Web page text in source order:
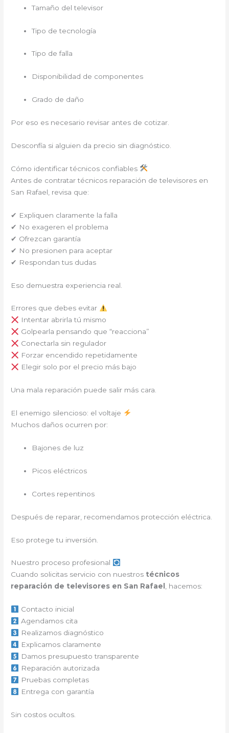
Tamaño del televisor
Tipo de tecnología
Tipo de falla
Disponibilidad de componentes
Grado de daño
Por eso es necesario revisar antes de cotizar.
Desconfía si alguien da precio sin diagnóstico.
Cómo identificar técnicos confiables
Antes de contratar técnicos reparación de televisores en
San Rafael, revisa que:
✔ Expliquen claramente la falla
✔ No exageren el problema
✔ Ofrezcan garantía
✔ No presionen para aceptar
✔ Respondan tus dudas
Eso demuestra experiencia real.
Errores que debes evitar
Intentar abrirla tú mismo
Golpearla pensando que “reacciona”
Conectarla sin regulador
Forzar encendido repetidamente
Elegir solo por el precio más bajo
Una mala reparación puede salir más cara.
El enemigo silencioso: el voltaje
Muchos daños ocurren por:
Bajones de luz
Picos eléctricos
Cortes repentinos
Después de reparar, recomendamos protección eléctrica.
Eso protege tu inversión.
Nuestro proceso profesional
Cuando solicitas servicio con nuestros técnicos
reparación de televisores en San Rafael , hacemos:
Contacto inicial
Agendamos cita
Realizamos diagnóstico
Explicamos claramente
Damos presupuesto transparente
Reparación autorizada
Pruebas completas
Entrega con garantía
Sin costos ocultos.